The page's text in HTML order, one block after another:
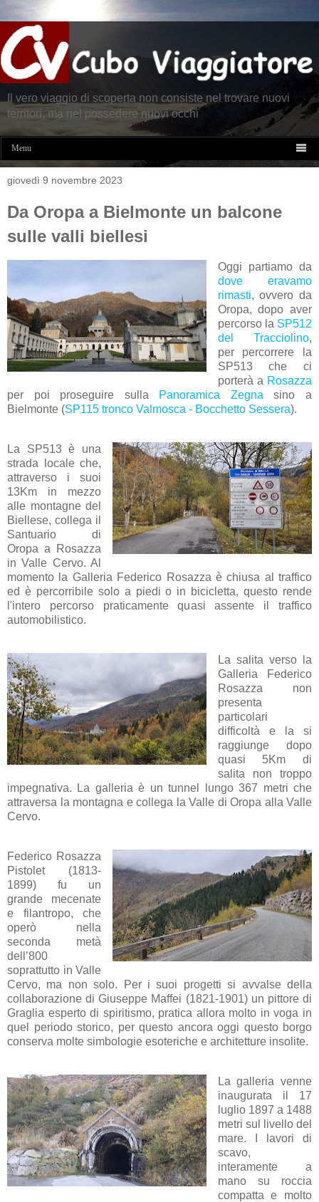
Il vero viaggio di scoperta non consiste nel trovare nuovi
territori, ma nel possedere nuovi occhi
Menu 
giovedì 9 novembre 2023
Da Oropa a Bielmonte un balcone
sulle valli biellesi
Oggi partiamo da
dove eravamo
rimasti, ovvero da
Oropa, dopo aver
percorso la SP512
del Tracciolino,
per percorrere la
SP513 che ci
porterà a Rosazza
per poi proseguire sulla
Panoramica Zegna sino a
Bielmonte (SP115 tronco Valmosca - Bocchetto Sessera).
La SP513 è una
strada locale che,
attraverso i suoi
13Km in mezzo
alle montagne del
Biellese, collega il
Santuario di
Oropa a Rosazza
in Valle Cervo. Al
momento la Galleria Federico Rosazza è chiusa al traffico
ed è percorribile solo a piedi o in bicicletta, questo rende
l'intero percorso praticamente quasi assente il traffico
automobilistico.
La salita verso la
Galleria Federico
Rosazza non
presenta
particolari
difficoltà e la si
raggiunge dopo
quasi 5Km di
salita non troppo
impegnativa. La galleria è un tunnel lungo 367 metri che
attraversa la montagna e collega la Valle di Oropa alla Valle
Cervo.
Federico Rosazza
Pistolet (1813-
1899) fu un
grande mecenate
e filantropo, che
operò nella
seconda metà
dell’800
soprattutto in Valle
Cervo, ma non solo. Per i suoi progetti si avvalse della
collaborazione di Giuseppe Maffei (1821-1901) un pittore di
Graglia esperto di spiritismo, pratica allora molto in voga in
quel periodo storico, per questo ancora oggi questo borgo
conserva molte simbologie esoteriche e architetture insolite.
La galleria venne
inaugurata il 17
luglio 1897 a 1488
metri sul livello del
mare. I lavori di
scavo,
interamente a
mano su roccia
compatta e molto